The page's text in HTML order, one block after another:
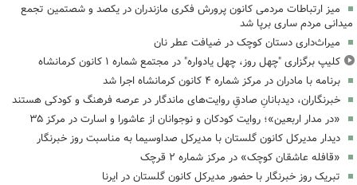
میز ارتباطات مردمی کانون پرورش فکری مازندران در یکصد و شصتمین تجمع
میدانی مردم ساری برپا شد
میراث‌داری دستان کوچک در ضیافت عطر نان
کلیپ برگزاری "چهل روز، چهل یادواره" در مجتمع شماره ۱ کانون کرمانشاه
برنامه با مادران در مرکز شماره ۴ کانون کرمانشاه اجرا شد
خبرنگاران، دیدبانانِ صادقِ روایت‌های ماندگار در عرصه فرهنگ و کودکی هستند
«در مدار اربعین»؛ روایت کودکان و نوجوانان از عاشورا و اسارت در مرکز ۳۵
دیدار مدیرکل کانون گلستان با مدیرکل صداوسیما به مناسبت روز خبرنگار
«قافله عاشقان کوچک» در مرکز شماره ۲ قرچک
تبریک روز خبرنگار با حضور مدیرکل کانون گلستان در ایرنا